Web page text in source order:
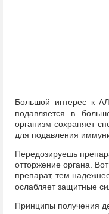
Большой интерес к
подавляется в
организм сохраняет
для подавления
Передозируешь
отторжение органа.
препарат, тем
ослабляет защитные
Принципы получения